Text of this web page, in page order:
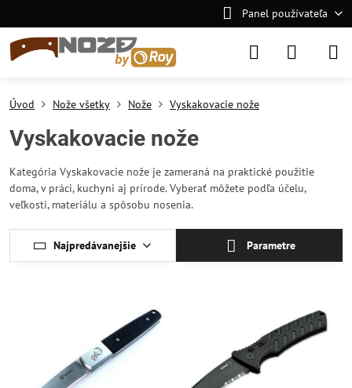
Panel používateľa
Úvod Nože všetky Nože Vyskakovacie nože
Vyskakovacie nože
Kategória Vyskakovacie nože je zameraná na praktické použitie
doma, v práci, kuchyni aj prírode. Vyberať môžete podľa účelu,
veľkosti, materiálu a spôsobu nosenia.
Najpredávanejšie Parametre